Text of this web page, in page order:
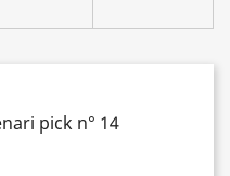
pick n° 14